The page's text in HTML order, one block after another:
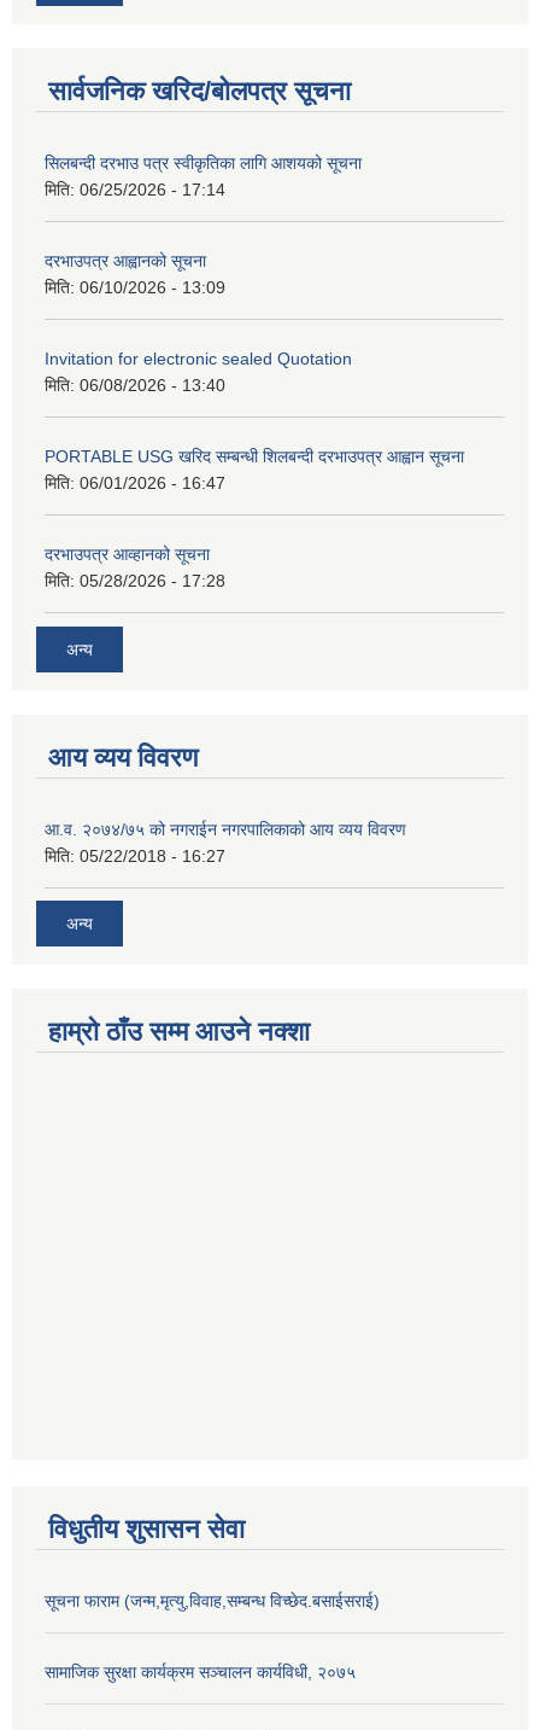
सार्वजनिक खरिद/बोलपत्र सूचना
सिलबन्दी दरभाउ पत्र स्वीकृतिका लागि आशयको सूचना
मिति: 06/25/2026 - 17:14
दरभाउपत्र आह्वानको सूचना
मिति: 06/10/2026 - 13:09
Invitation for electronic sealed Quotation
मिति: 06/08/2026 - 13:40
PORTABLE USG खरिद सम्बन्धी शिलबन्दी दरभाउपत्र आह्वान सूचना
मिति: 06/01/2026 - 16:47
दरभाउपत्र आव्हानको सूचना
मिति: 05/28/2026 - 17:28
अन्य
आय व्यय विवरण
आ.व. २०७४/७५ को नगराईन नगरपालिकाको आय व्यय विवरण
मिति: 05/22/2018 - 16:27
अन्य
हाम्रो ठाँउ सम्म आउने नक्शा
विधुतीय शुसासन सेवा
सूचना फाराम (जन्म,मृत्यु,विवाह,सम्बन्ध विच्छेद.बसाईसराई)
सामाजिक सुरक्षा कार्यक्रम सञ्चालन कार्यविधी, २०७५